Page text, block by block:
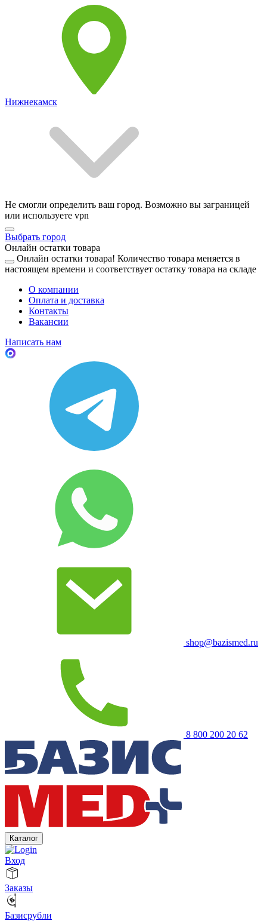
Нижнекамск
Не смогли определить ваш город. Возможно вы заграницей
или используете vpn
Выбрать город
Онлайн остатки товара
Онлайн остатки товара! Количество товара меняется в
настоящем времени и соответствует остатку товара на складе
О компании
Оплата и доставка
Контакты
Вакансии
Написать нам
shop@bazismed.ru
8 800 200 20 62
Каталог
Вход
Заказы
Базисрубли